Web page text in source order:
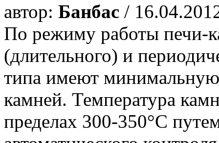
автор: Банбас /
По режиму работы печи-
(длительного) и
типа имеют
камней. Температура
пределах 300-350°С